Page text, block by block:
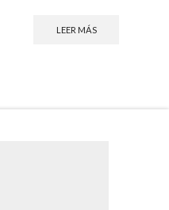
LEER MÁS